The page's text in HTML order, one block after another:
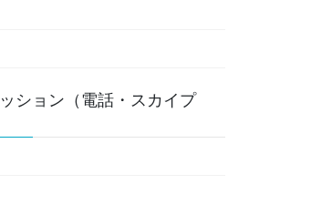
ション（電話・スカイプ